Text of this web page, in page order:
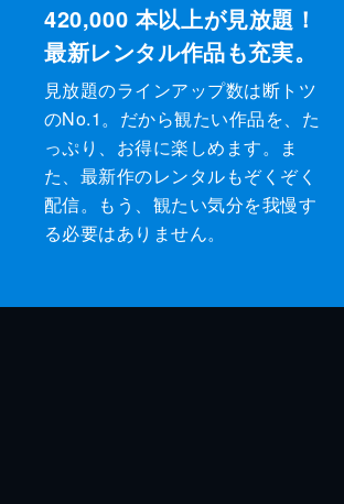
420,000 本以上が見放題！
最新レンタル作品も充実。
見放題のラインアップ数は断トツ
のNo.1。だから観たい作品を、た
っぷり、お得に楽しめます。ま
た、最新作のレンタルもぞくぞく
配信。もう、観たい気分を我慢す
る必要はありません。